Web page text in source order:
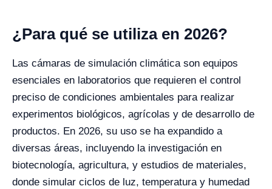
¿Para qué se utiliza en 2026?
Las cámaras de simulación climática son equipos
esenciales en laboratorios que requieren el control
preciso de condiciones ambientales para realizar
experimentos biológicos, agrícolas y de desarrollo de
productos. En 2026, su uso se ha expandido a
diversas áreas, incluyendo la investigación en
biotecnología, agricultura, y estudios de materiales,
donde simular ciclos de luz, temperatura y humedad